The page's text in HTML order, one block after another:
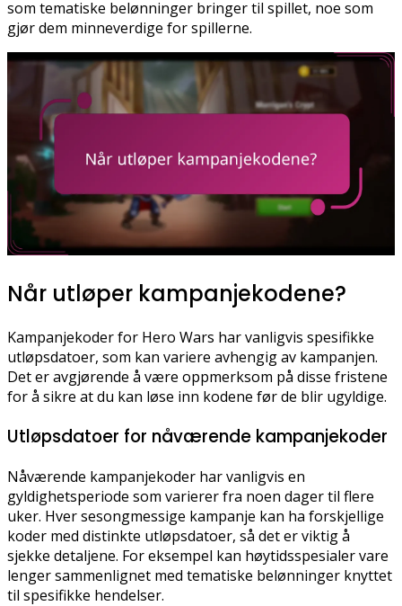
som tematiske belønninger bringer til spillet, noe som
gjør dem minneverdige for spillerne.
Når utløper kampanjekodene?
Kampanjekoder for Hero Wars har vanligvis spesifikke
utløpsdatoer, som kan variere avhengig av kampanjen.
Det er avgjørende å være oppmerksom på disse fristene
for å sikre at du kan løse inn kodene før de blir ugyldige.
Utløpsdatoer for nåværende kampanjekoder
Nåværende kampanjekoder har vanligvis en
gyldighetsperiode som varierer fra noen dager til flere
uker. Hver sesongmessige kampanje kan ha forskjellige
koder med distinkte utløpsdatoer, så det er viktig å
sjekke detaljene. For eksempel kan høytidsspesialer vare
lenger sammenlignet med tematiske belønninger knyttet
til spesifikke hendelser.